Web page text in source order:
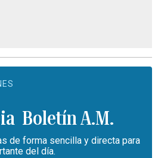
Boletín A.M.
de forma sencilla y directa para
del día.